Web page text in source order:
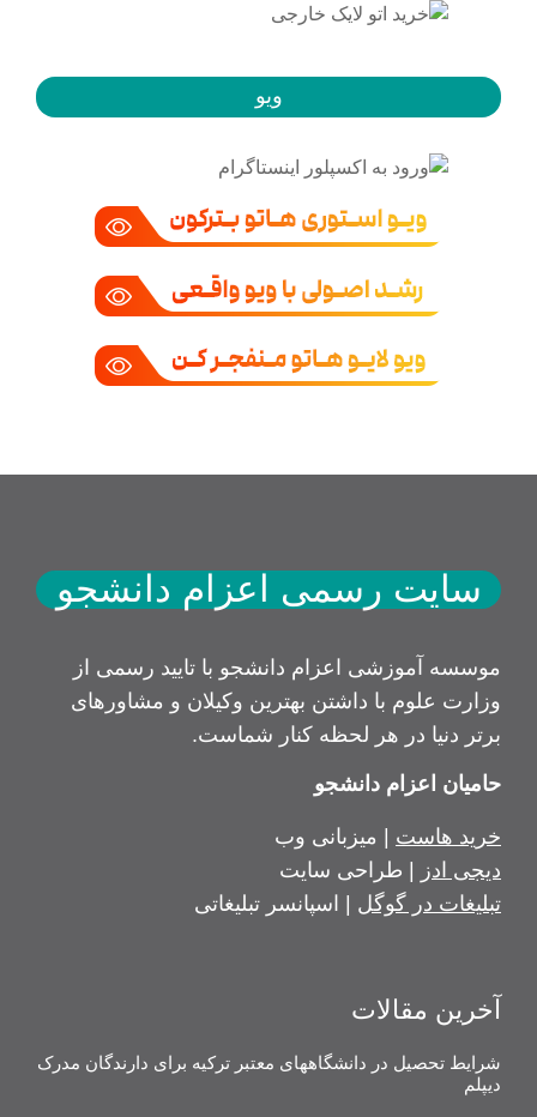
ویو
سایت رسمی اعزام دانشجو
موسسه آموزشی اعزام دانشجو با تایید رسمی از
وزارت علوم با داشتن بهترین وکیلان و مشاورهای
برتر دنیا در هر لحظه کنار شماست.
حامیان اعزام دانشجو
خرید هاست | میزبانی وب
دیجی ادز
| طراحی سایت
تبلیغات در گوگل | اسپانسر تبلیغاتی
آخرین مقالات
شرایط تحصیل در دانشگاههای معتبر ترکیه برای دارندگان مدرک
دیپلم